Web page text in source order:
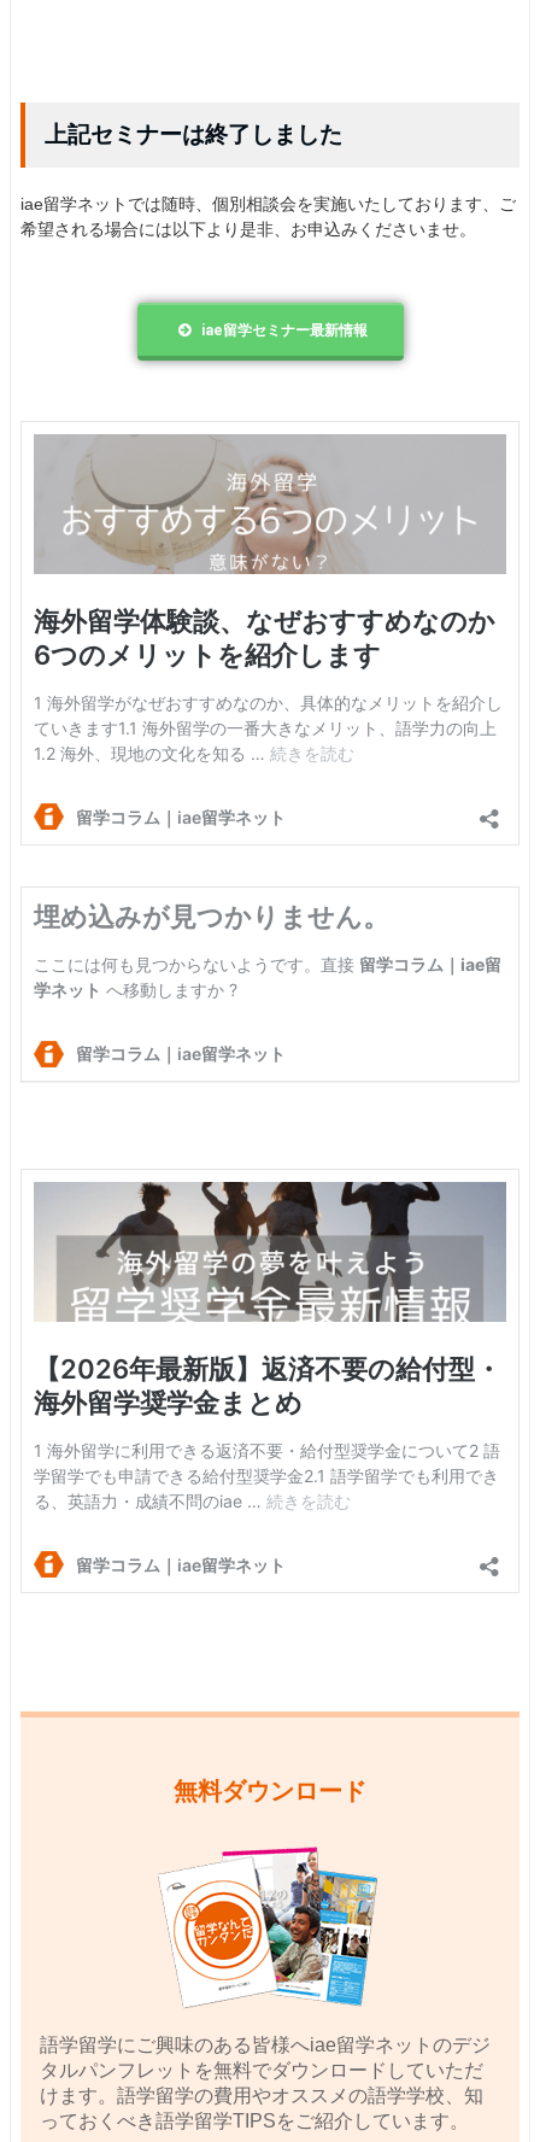
上記セミナーは終了しました
iae留学ネットでは随時、個別相談会を実施いたしております、ご
希望される場合には以下より是非、お申込みくださいませ。
iae留学セミナー最新情報
無料ダウンロード
語学留学にご興味のある皆様へiae留学ネットのデジ
タルパンフレットを無料でダウンロードしていただ
けます。語学留学の費用やオススメの語学学校、知
っておくべき語学留学TIPSをご紹介しています。